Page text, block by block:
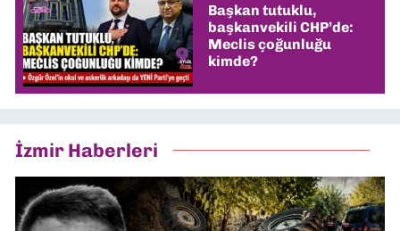
Başkan tutuklu,
başkanvekili CHP’de:
Meclis çoğunluğu
kimde?
İzmir Haberleri